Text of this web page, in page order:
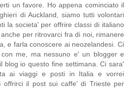
un favore. Ho appena cominciato il
di Auckland, siamo tutti volontari
la societa' per offrire classi di italiano
per ritrovarci fra di noi, rimanere
e farla conoscere ai neozelandesi. Ci
me, ma nessuno e' un blogger e
blog io questo fine settimana. Ci sara'
ai viaggi e posti in Italia e vorrei
offrirci il post sui caffe' di Trieste per